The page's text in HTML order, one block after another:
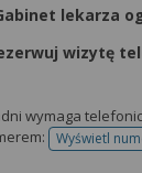
lekarza
wizytę
wymaga
Wyświetl
zgodę na
niektórych
to